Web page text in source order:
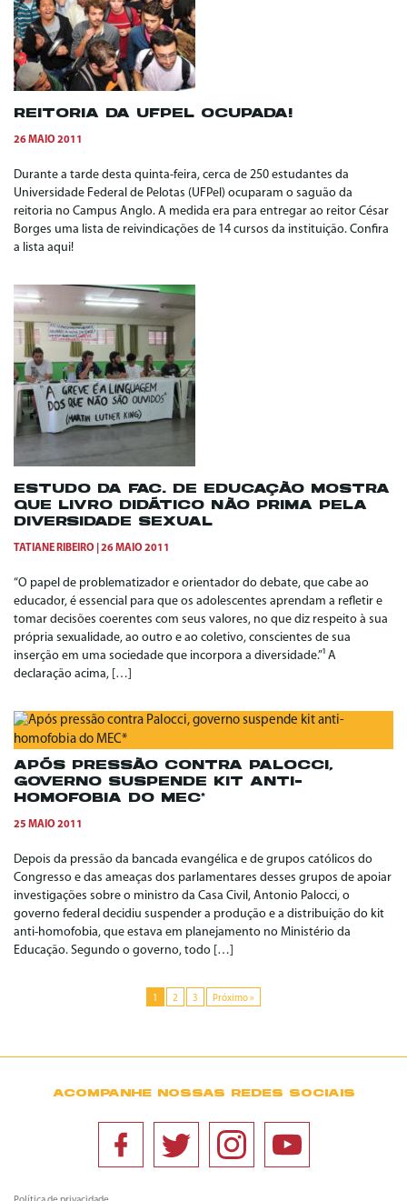
REITORIA DA UFPEL OCUPADA!
26 MAIO 2011
Durante a tarde desta quinta-feira, cerca de 250 estudantes da
Universidade Federal de Pelotas (UFPel) ocuparam o saguão da
reitoria no Campus Anglo. A medida era para entregar ao reitor César
Borges uma lista de reivindicações de 14 cursos da instituição. Confira
a lista aqui!
ESTUDO DA FAC. DE EDUCAÇÃO MOSTRA
QUE LIVRO DIDÁTICO NÃO PRIMA PELA
DIVERSIDADE SEXUAL
TATIANE RIBEIRO 26 MAIO 2011
“O papel de problematizador e orientador do debate, que cabe ao
educador, é essencial para que os adolescentes aprendam a refletir e
tomar decisões coerentes com seus valores, no que diz respeito à sua
própria sexualidade, ao outro e ao coletivo, conscientes de sua
inserção em uma sociedade que incorpora a diversidade.”¹ A
declaração acima, […]
APÓS PRESSÃO CONTRA PALOCCI,
GOVERNO SUSPENDE KIT ANTI-
HOMOFOBIA DO MEC*
25 MAIO 2011
Depois da pressão da bancada evangélica e de grupos católicos do
Congresso e das ameaças dos parlamentares desses grupos de apoiar
investigações sobre o ministro da Casa Civil, Antonio Palocci, o
governo federal decidiu suspender a produção e a distribuição do kit
anti-homofobia, que estava em planejamento no Ministério da
Educação. Segundo o governo, todo […]
1 2 3 Próximo »
ACOMPANHE NOSSAS REDES SOCIAIS